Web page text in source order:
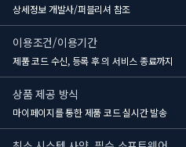
상세정보 개발사/퍼블리셔 참조
이용조건/이용기간
제품 코드 수신, 등록 후의 서비스 종료까지
상품 제공 방식
마이페이지를 통한 제품 코드 실시간 발송